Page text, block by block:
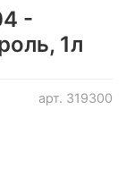
арт. 319300
-
1л